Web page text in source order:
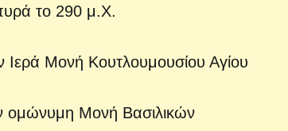
το 290 μ.Χ.
Ιερά Μονή Κουτλουμουσίου Αγίου
ομώνυμη Μονή Βασιλικών